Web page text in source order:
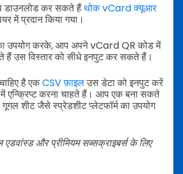
डाउनलोड कर सकते हैंथोक vCard क्यूआर
में प्रदान किया गया।
उपयोग करके, आप अपने vCard QR कोड में
हैं उस विस्तार को सीधे इनपुट कर सकते हैं।
है एकCSV फ़ाइलउस डेटा को इनपुट करें
एन्क्रिप्ट करना चाहते हैं। आप एक बना सकते
शीट जैसे स्प्रेडशीट प्लेटफॉर्म का उपयोग
और प्रीमियम सब्सक्राइबर्स के लिए